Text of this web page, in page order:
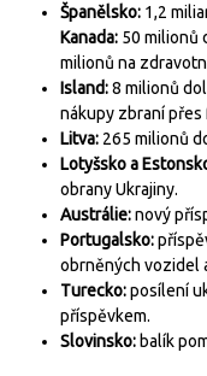
Španělsko: 1,2
Kanada: 50 milionů
milionů na
Island:8 milionů
nákupy zbraní přes
Litva: 265 milionů
Lotyšsko a
obrany Ukrajiny.
Austrálie:nový
Portugalsko:
obrněných vozidel
Turecko:posílení
příspěvkem.
Slovinsko: balík